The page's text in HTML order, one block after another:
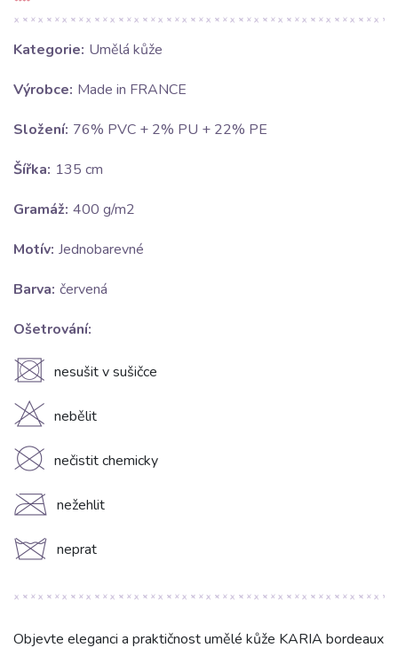
Kategorie: Umělá kůže
Výrobce: Made in FRANCE
Složení: 76% PVC + 2% PU + 22% PE
Šířka: 135 cm
Gramáž: 400 g/m2
Motív: Jednobarevné
Barva: červená
Ošetrování:
U nesušit v sušičce
H nebělit
K nečistit chemicky
C nežehlit
d neprat
Objevte eleganci a praktičnost umělé kůže KARIA bordeaux